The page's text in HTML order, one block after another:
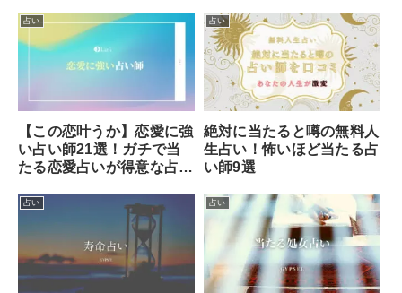
占い
【この恋叶うか】恋愛に強
い占い師21選！ガチで当
たる恋愛占いが得意な占い
占い
絶対に当たると噂の無料人
生占い！怖いほど当たる占
い師9選
占い 占い